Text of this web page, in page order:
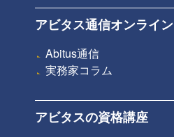
アビタス通信オンライン
Abitus通信
実務家コラム
アビタスの資格講座